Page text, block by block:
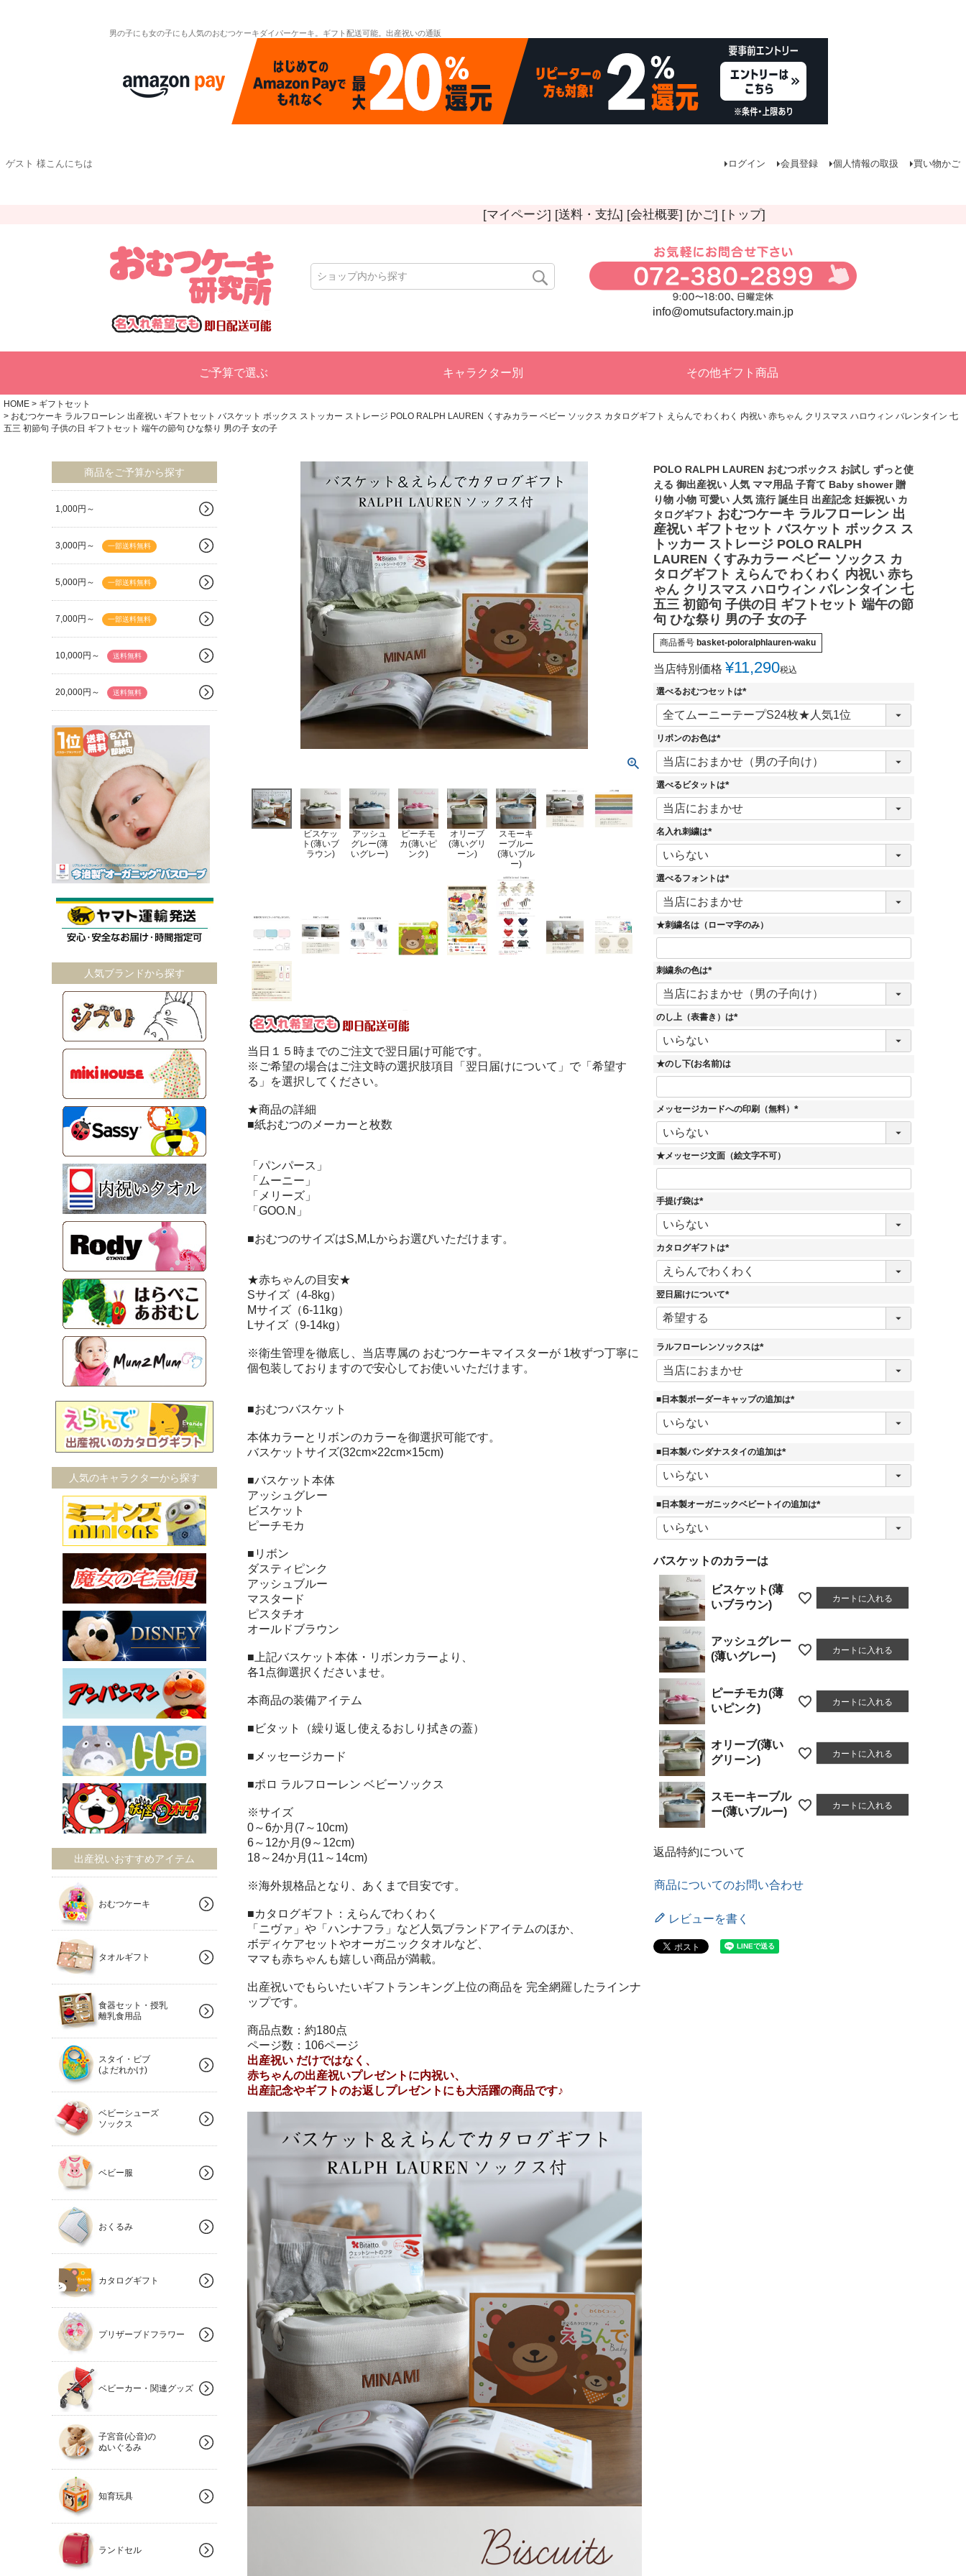
男の子にも女の子にも人気のおむつケーキダイパーケーキ。ギフト配送可能。出産祝いの通販
ゲスト 様こんにちは ログイン 会員登録 個人情報の取扱 買い物かご
[マイページ] [送料・支払] [会社概要] [かご] [トップ]
info@omutsufactory.main.jp
ご予算で選ぶ キャラクター別 その他ギフト商品
HOME
ギフトセット
おむつケーキ ラルフローレン 出産祝い ギフトセット バスケット ボックス ストッカー ストレージ POLO RALPH LAUREN くすみカラー ベビー ソックス カタログギフト えらんで わくわく 内祝い 赤ちゃん クリスマス ハロウィン バレンタイン 七
五三 初節句 子供の日 ギフトセット 端午の節句 ひな祭り 男の子 女の子
商品をご予算から探す
1,000円～
3,000円～ 一部送料無料
5,000円～ 一部送料無料
7,000円～ 一部送料無料
10,000円～ 送料無料
20,000円～ 送料無料
人気ブランドから探す
人気のキャラクターから探す
出産祝いおすすめアイテム
おむつケーキ
タオルギフト
食器セット・授乳
離乳食用品
スタイ・ビブ
(よだれかけ)
ベビーシューズ
ソックス
ベビー服
おくるみ
カタログギフト
プリザーブドフラワー
ベビーカー・関連グッズ
子宮音(心音)の
ぬいぐるみ
知育玩具
ランドセル
ビスケッ
ト(薄いブ
ラウン)
アッシュ
グレー(薄
いグレー)
ピーチモ
カ(薄いピ
ンク)
オリーブ
(薄いグリ
ーン)
スモーキ
ーブルー
(薄いブル
ー)
当日１５時までのご注文で翌日届け可能です。
※ご希望の場合はご注文時の選択肢項目「翌日届けについて」で「希望す
る」を選択してください。
★商品の詳細
■紙おむつのメーカーと枚数
「パンパース」
「ムーニー」
「メリーズ」
「GOO.N」
■おむつのサイズはS,M,Lからお選びいただけます。
★赤ちゃんの目安★
Sサイズ（4-8kg）
Mサイズ（6-11kg）
Lサイズ（9-14kg）
※衛生管理を徹底し、当店専属の おむつケーキマイスターが 1枚ずつ丁寧に
個包装しておりますので安心してお使いいただけます。
■おむつバスケット
本体カラーとリボンのカラーを御選択可能です。
バスケットサイズ(32cm×22cm×15cm)
■バスケット本体
アッシュグレー
ビスケット
ピーチモカ
■リボン
ダスティピンク
アッシュブルー
マスタード
ピスタチオ
オールドブラウン
■上記バスケット本体・リボンカラーより、
各1点御選択くださいませ。
本商品の装備アイテム
■ビタット（繰り返し使えるおしり拭きの蓋）
■メッセージカード
■ポロ ラルフローレン ベビーソックス
※サイズ
0～6か月(7～10cm)
6～12か月(9～12cm)
18～24か月(11～14cm)
※海外規格品となり、あくまで目安です。
■カタログギフト：えらんでわくわく
「ニヴァ」や「ハンナフラ」など人気ブランドアイテムのほか、
ボディケアセットやオーガニックタオルなど、
ママも赤ちゃんも嬉しい商品が満載。
出産祝いでもらいたいギフトランキング上位の商品を 完全網羅したラインナ
ップです。
商品点数：約180点
ページ数：106ページ
出産祝い だけではなく、
赤ちゃんの出産祝いプレゼントに内祝い、
出産記念やギフトのお返しプレゼントにも大活躍の商品です♪
POLO RALPH LAUREN おむつボックス お試し ずっと使
える 御出産祝い 人気 ママ用品 子育て Baby shower 贈
り物 小物 可愛い 人気 流行 誕生日 出産記念 妊娠祝い カ
タログギフト おむつケーキ ラルフローレン 出
産祝い ギフトセット バスケット ボックス ス
トッカー ストレージ POLO RALPH
LAUREN くすみカラー ベビー ソックス カ
タログギフト えらんで わくわく 内祝い 赤ち
ゃん クリスマス ハロウィン バレンタイン 七
五三 初節句 子供の日 ギフトセット 端午の節
句 ひな祭り 男の子 女の子
商品番号 basket-poloralphlauren-waku
当店特別価格 ¥11,290税込
選べるおむつセットは
(
必
須
リボンのお色は
(
必
須
)
選べるビタットは
(
必
須
名入れ刺繍は
(
必
須
)
選べるフォントは
(
必
須
)
★刺繍名は（ローマ字のみ）
刺繍糸の色は
(
必
須
)
のし上（表書き）は
(
須
★のし下(お名前)は
メッセージカードへの印刷（無料）
(
須
★メッセージ文面（絵文字不可）
手提げ袋は
(
必
須
)
カタログギフトは
(
必
須
)
翌日届けについて
(
須
ラルフローレンソックスは
(
須
■日本製ボーダーキャップの追加は
(
須
■日本製バンダナスタイの追加は
(
須
■日本製オーガニックベビートイの追加は
(
須
バスケットのカラーは
ビスケット(薄
いブラウン)
カートに入れる
アッシュグレー
(薄いグレー)
カートに入れる
ピーチモカ(薄
いピンク)
カートに入れる
オリーブ(薄い
グリーン)
カートに入れる
スモーキーブル
ー(薄いブルー)
カートに入れる
返品特約について
商品についてのお問い合わせ
レビューを書く